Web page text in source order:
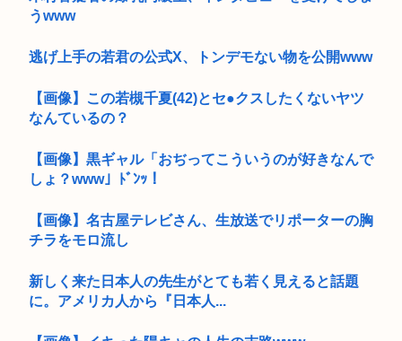
うwww
逃げ上手の若君の公式X、トンデモない物を公開www
【画像】この若槻千夏(42)とセ●クスしたくないヤツ
なんているの？
【画像】黒ギャル「おぢってこういうのが好きなんで
しょ？www」ﾄﾞﾝｯ！
【画像】名古屋テレビさん、生放送でリポーターの胸
チラをモロ流し
新しく来た日本人の先生がとても若く見えると話題
に。アメリカ人から『日本人...